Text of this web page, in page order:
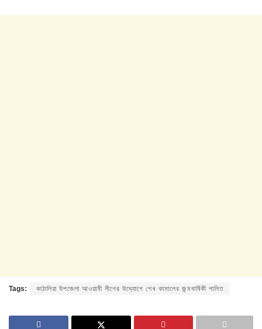
Tags: কাঠালিয়া উপজেলা আওয়ামী লীগের উদ্দ্যোগে শেখ কামালের জন্মবার্ষিকী পালিত